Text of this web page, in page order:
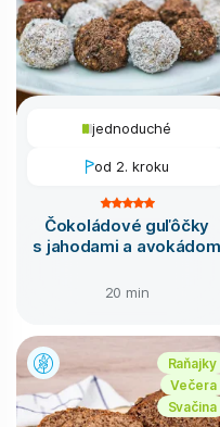
jednoduché
od 2. kroku
Čokoládové guľôčky
s jahodami a avokádom
20 min
Raňajky
Večera
Svačina